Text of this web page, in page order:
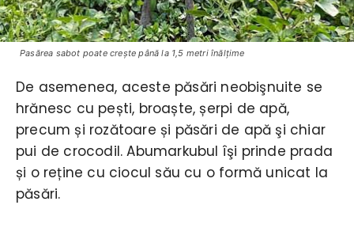
Pasărea sabot poate crește până la 1,5 metri înălțime
De asemenea, aceste păsări neobişnuite se
hrănesc cu pești, broaște, șerpi de apă,
precum și rozătoare și păsări de apă şi chiar
pui de crocodil. Abumarkubul îşi prinde prada
și o reține cu ciocul său cu o formă unicat la
păsări.